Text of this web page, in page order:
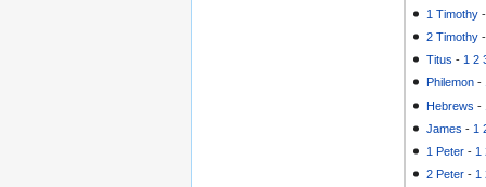
1 Timothy
2 Timothy
Titus - 1 2
Philemon -
Hebrews -
James - 1
1 Peter - 1
2 Peter - 1